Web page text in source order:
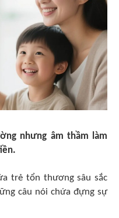
nhưng âm thầm làm
trẻ tổn thương sâu sắc
câu nói chứa đựng sự